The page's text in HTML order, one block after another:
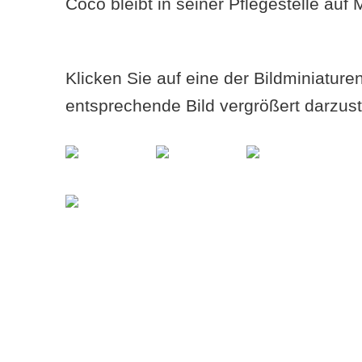
Klicken Sie auf eine der
entsprechende Bild vergrößert